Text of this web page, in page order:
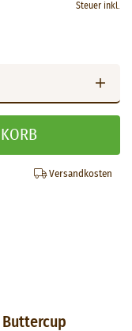
Steuer inkl.
Versandkosten
Buttercup